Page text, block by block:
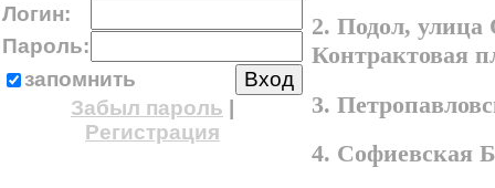
Логин:
Пароль:
запомнить
Забыл пароль
Регистрация
2. Подол,
Контрактовая
3.
4. Софиевская